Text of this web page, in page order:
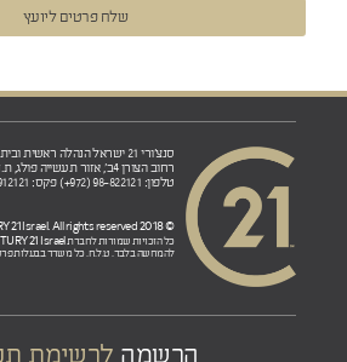
שלח פרטים ליועץ
סנצ'ורי 21 ישראל הנהלה ראשית ובית הספר לנדל"ן:
רחוב הצורן 4ב', אזור תעשייה פולג, ת.ד. 5, נתניה 42100
טלפון: 98-822121 (972+) פקס: 77-7912121 (972+)
© 2018 CENTURY 21 Israel. All rights reserved
כל הזכויות שמורות לחברת21 Israel.
להמחשה בלבד. ט.ל.ח. כל משרד בבעלות
הרשמה לרשימת